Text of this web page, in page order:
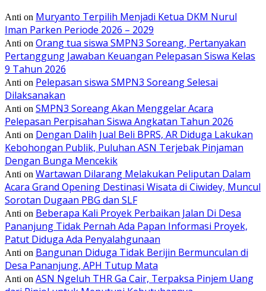
Anti on Muryanto Terpilih Menjadi Ketua DKM Nurul
Iman Parken Periode 2026 – 2029
Anti on Orang tua siswa SMPN3 Soreang, Pertanyakan
Pertanggung Jawaban Keuangan Pelepasan Siswa Kelas
9 Tahun 2026
Anti on Pelepasan siswa SMPN3 Soreang Selesai
Dilaksanakan
Anti on SMPN3 Soreang Akan Menggelar Acara
Pelepasan Perpisahan Siswa Angkatan Tahun 2026
Anti on Dengan Dalih Jual Beli BPRS, AR Diduga Lakukan
Kebohongan Publik, Puluhan ASN Terjebak Pinjaman
Dengan Bunga Mencekik
Anti on Wartawan Dilarang Melakukan Peliputan Dalam
Acara Grand Opening Destinasi Wisata di Ciwidey, Muncul
Sorotan Dugaan PBG dan SLF
Anti on Beberapa Kali Proyek Perbaikan Jalan Di Desa
Pananjung Tidak Pernah Ada Papan Informasi Proyek,
Patut Diduga Ada Penyalahgunaan
Anti on Bangunan Diduga Tidak Berijin Bermunculan di
Desa Pananjung, APH Tutup Mata
Anti on ASN Ngeluh THR Ga Cair, Terpaksa Pinjem Uang